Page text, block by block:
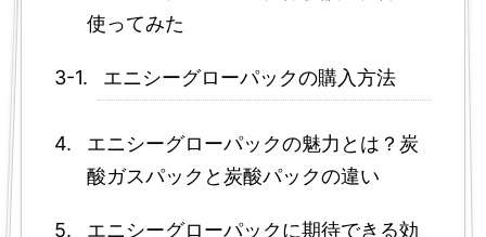
使ってみた
エニシーグローパックの購入方法
エニシーグローパックの魅力とは？炭
酸ガスパックと炭酸パックの違い
エニシーグローパックに期待できる効